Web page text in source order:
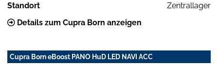
Standort
Zentrallager
Details zum Cupra Born anzeigen
Cupra Born eBoost PANO HuD LED NAVI ACC